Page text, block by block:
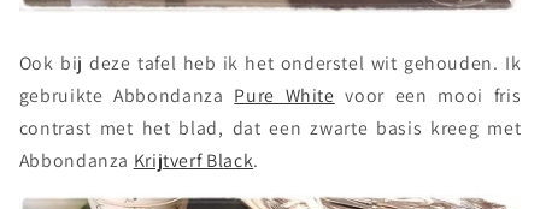
Ook bij deze tafel heb ik het onderstel wit gehouden. Ik
gebruikte Abbondanza Pure White voor een mooi fris
contrast met het blad, dat een zwarte basis kreeg met
Abbondanza Krijtverf Black.